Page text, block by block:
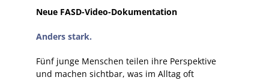
Neue FASD-Video-Dokumentation
Anders stark.
Fünf junge Menschen teilen ihre Perspektive
und machen sichtbar, was im Alltag oft